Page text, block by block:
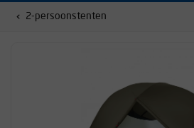
2-persoonstenten